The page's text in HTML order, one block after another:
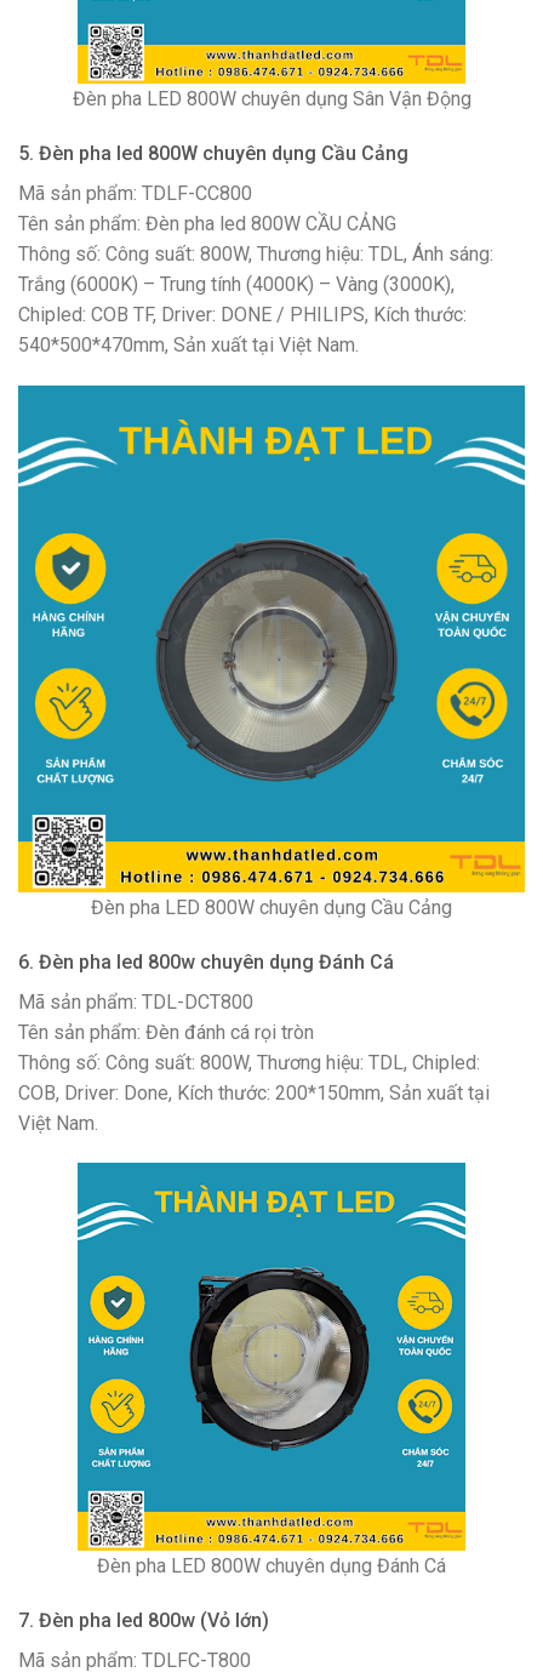
Đèn pha LED 800W chuyên dụng Sân Vận Động
5. Đèn pha led 800W chuyên dụng Cầu Cảng
Mã sản phẩm: TDLF-CC800
Tên sản phẩm: Đèn pha led 800W CẦU CẢNG
Thông số: Công suất: 800W, Thương hiệu: TDL, Ánh sáng:
Trắng (6000K) – Trung tính (4000K) – Vàng (3000K),
Chipled: COB TF, Driver: DONE / PHILIPS, Kích thước:
540*500*470mm, Sản xuất tại Việt Nam.
Đèn pha LED 800W chuyên dụng Cầu Cảng
6. Đèn pha led 800w chuyên dụng Đánh Cá
Mã sản phẩm: TDL-DCT800
Tên sản phẩm: Đèn đánh cá rọi tròn
Thông số: Công suất: 800W, Thương hiệu: TDL, Chipled:
COB, Driver: Done, Kích thước: 200*150mm, Sản xuất tại
Việt Nam.
Đèn pha LED 800W chuyên dụng Đánh Cá
7. Đèn pha led 800w (Vỏ lớn)
Mã sản phẩm: TDLFC-T800